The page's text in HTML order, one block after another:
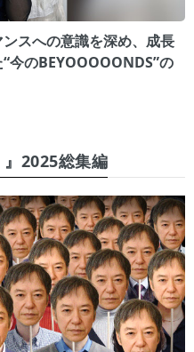
スへの意識を深め、成長
のBEYOOOOONDS”の
2025総集編